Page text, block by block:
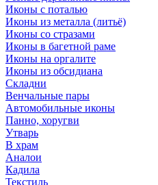
Иконы с поталью
Иконы из металла (литьё)
Иконы со стразами
Иконы в багетной раме
Иконы на оргалите
Иконы из обсидиана
Складни
Венчальные пары
Автомобильные иконы
Панно, хоругви
Утварь
В храм
Аналои
Кадила
Текстиль